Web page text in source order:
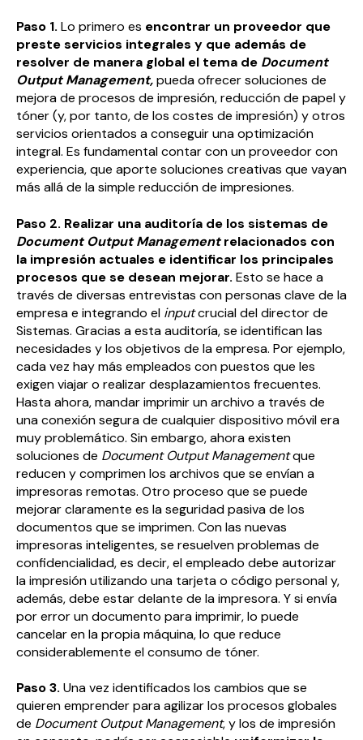
Paso 1. Lo primero es encontrar un proveedor que
preste servicios integrales y que además de
resolver de manera global el tema de Document
Output Management,pueda ofrecer soluciones de
mejora de procesos de impresión, reducción de papel y
tóner (y, por tanto, de los costes de impresión) y otros
servicios orientados a conseguir una optimización
integral. Es fundamental contar con un proveedor con
experiencia, que aporte soluciones creativas que vayan
más allá de la simple reducción de impresiones.
Paso 2. Realizar una auditoría de los sistemas de
Document Output Managementrelacionados con
la impresión actuales e identificar los principales
procesos que se desean mejorar. Esto se hace a
través de diversas entrevistas con personas clave de la
empresa e integrando el inputcrucial del director de
Sistemas. Gracias a esta auditoría, se identifican las
necesidades y los objetivos de la empresa. Por ejemplo,
cada vez hay más empleados con puestos que les
exigen viajar o realizar desplazamientos frecuentes.
Hasta ahora, mandar imprimir un archivo a través de
una conexión segura de cualquier dispositivo móvil era
muy problemático. Sin embargo, ahora existen
soluciones de Document Output Managementque
reducen y comprimen los archivos que se envían a
impresoras remotas. Otro proceso que se puede
mejorar claramente es la seguridad pasiva de los
documentos que se imprimen. Con las nuevas
impresoras inteligentes, se resuelven problemas de
confidencialidad, es decir, el empleado debe autorizar
la impresión utilizando una tarjeta o código personal y,
además, debe estar delante de la impresora. Y si envía
por error un documento para imprimir, lo puede
cancelar en la propia máquina, lo que reduce
considerablemente el consumo de tóner.
Paso 3. Una vez identificados los cambios que se
quieren emprender para agilizar los procesos globales
de Document Output Management, y los de impresión